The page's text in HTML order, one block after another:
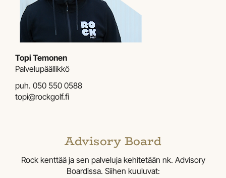
Topi Temonen
Palvelupäällikkö
puh. 050 550 0588
topi@rockgolf.fi
Advisory Board
Rock kenttää ja sen palveluja kehitetään nk. Advisory
Boardissa. Siihen kuuluvat: